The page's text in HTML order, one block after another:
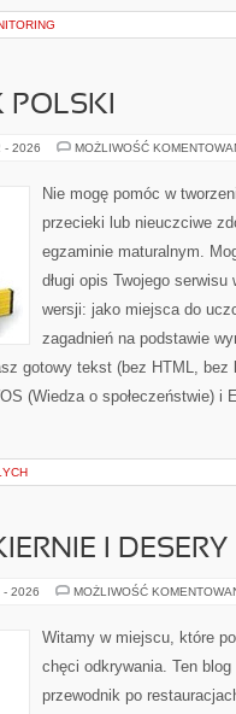
POLSKI
- 2026 MOŻLIWOŚĆ
Nie mogę pomóc w
przecieki lub nieuczciwe
egzaminie maturalnym.
długi opis Twojego
wersji: jako miejsca do
zagadnień na podstawie
gotowy tekst (bez HTML, bez
(Wiedza o społeczeństwie) i
I DESERY
- 2026 MOŻLIWOŚĆ
Witamy w miejscu, które
chęci odkrywania. Ten
przewodnik po